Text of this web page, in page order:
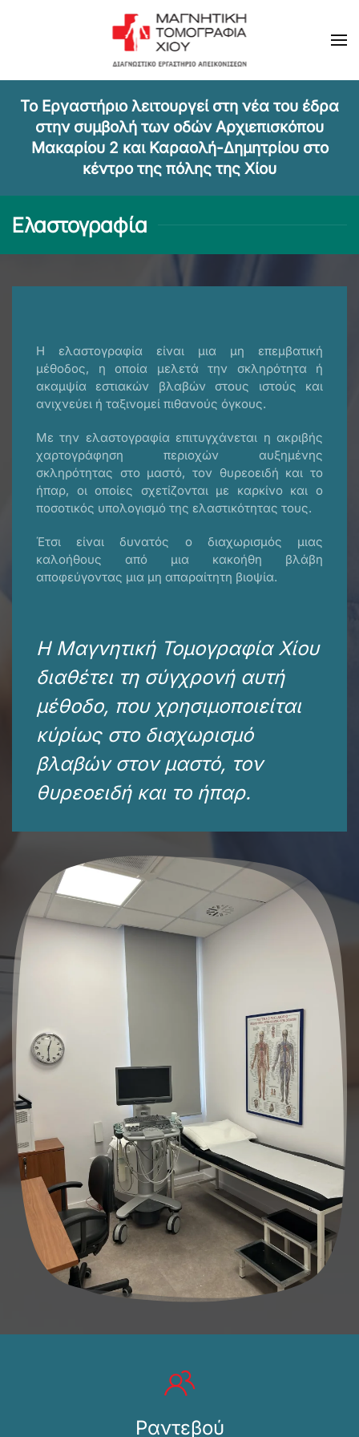
Skip to main content
Το Εργαστήριο λειτουργεί στη νέα του έδρα
στην συμβολή των οδών Αρχιεπισκόπου
Μακαρίου 2 και Καραολή-Δημητρίου στο
κέντρο της πόλης της Χίου
Ελαστογραφία
H ελαστογραφία είναι μια μη επεμβατική
μέθοδος, η οποία μελετά την σκληρότητα ή
ακαμψία εστιακών βλαβών στους ιστούς και
ανιχνεύει ή ταξινομεί πιθανούς όγκους.
Με την ελαστογραφία επιτυγχάνεται η ακριβής
χαρτογράφηση περιοχών αυξημένης
σκληρότητας στο μαστό, τον θυρεοειδή και το
ήπαρ, οι οποίες σχετίζονται με καρκίνο και ο
ποσοτικός υπολογισμό της ελαστικότητας τους.
Έτσι είναι δυνατός ο διαχωρισμός μιας
καλοήθους από μια κακοήθη βλάβη
αποφεύγοντας μια μη απαραίτητη βιοψία.
Η Μαγνητική Τομογραφία Χίου
διαθέτει τη σύγχρονή αυτή
μέθοδο, που χρησιμοποιείται
κύρίως στο διαχωρισμό
βλαβών στον μαστό, τον
θυρεοειδή και το ήπαρ.
Ραντεβού